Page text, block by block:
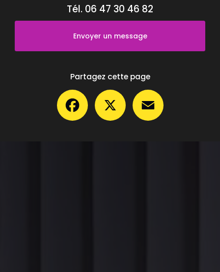
Tél. 06 47 30 46 82
Envoyer un message
Partagez cette page
Facebook